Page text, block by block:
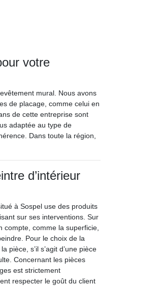
votre
mural. Nous avons
de placage, comme celui en
de cette entreprise sont
adaptée au type de
Dans toute la région,
d’intérieur
à Sospel use des produits
sur ses interventions. Sur
comme la superficie,
Pour le choix de la
pièce, s’il s’agit d’une pièce
Concernant les pièces
est strictement
respecter le goût du client